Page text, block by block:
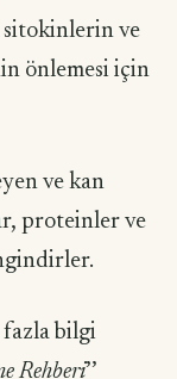
sitokinlerin ve
önlemesi için
ve kan
proteinler ve
fazla bilgi
Rehberi’’